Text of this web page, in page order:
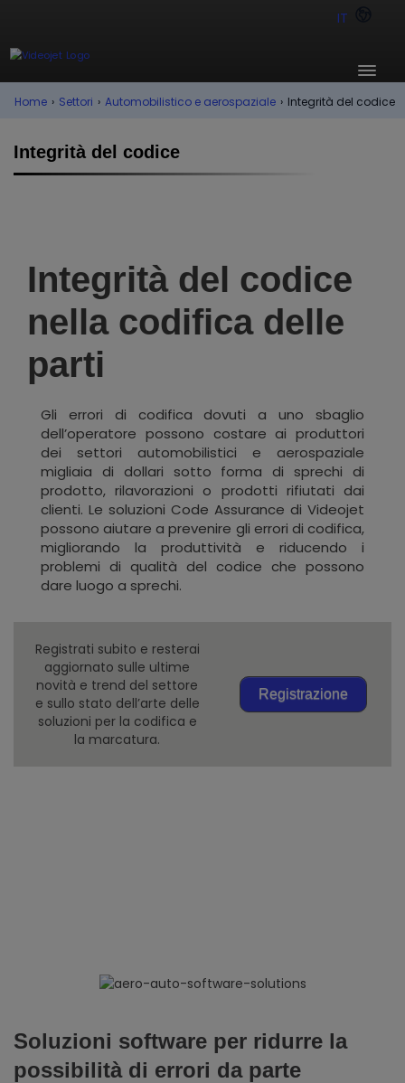
IT
Home › Settori › Automobilistico e aerospaziale › Integrità del codice
Integrità del codice
Integrità del codice
nella codifica delle
parti
Gli errori di codifica dovuti a uno sbaglio
dell’operatore possono costare ai produttori
dei settori automobilistici e aerospaziale
migliaia di dollari sotto forma di sprechi di
prodotto, rilavorazioni o prodotti rifiutati dai
clienti. Le soluzioni Code Assurance di Videojet
possono aiutare a prevenire gli errori di codifica,
migliorando la produttività e riducendo i
problemi di qualità del codice che possono
dare luogo a sprechi.
Registrati subito e resterai
aggiornato sulle ultime
novità e trend del settore
e sullo stato dell’arte delle
soluzioni per la codifica e
la marcatura.
Registrazione
Soluzioni software per ridurre la
possibilità di errori da parte